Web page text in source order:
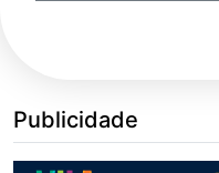
Publicidade